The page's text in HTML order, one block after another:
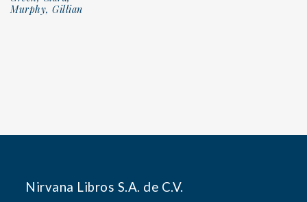
Murphy, Gillian
Nirvana Libros S.A. de C.V.